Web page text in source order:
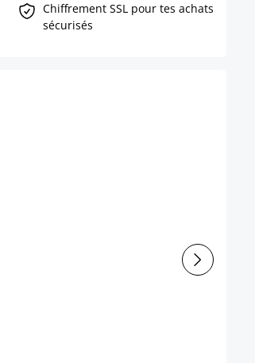
Chiffrement SSL pour tes achats
sécurisés